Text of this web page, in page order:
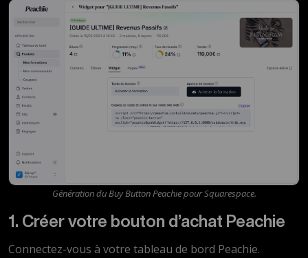
Génération du Buy Button Peachie pour Squarespace.
1. Créer votre bouton d’achat Peachie
Connectez-vous à votre tableau de bord Peachie.